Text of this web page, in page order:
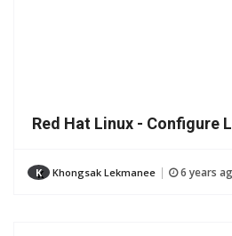
Red Hat Linux - Configure
K Khongsak Lekmanee 6 years